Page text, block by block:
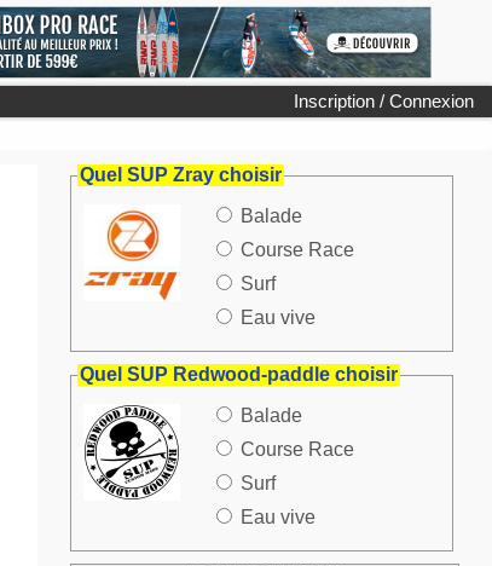
Inscription / Connexion
Quel SUP Zray choisir
Balade
Course Race
Surf
Eau vive
Quel SUP Redwood-paddle choisir
Balade
Course Race
Surf
Eau vive